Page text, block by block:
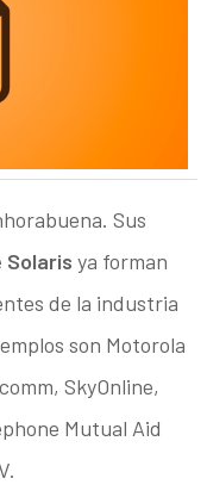
Sus
Solaris ya forman
de la industria
son Motorola
SkyOnline,
Mutual Aid